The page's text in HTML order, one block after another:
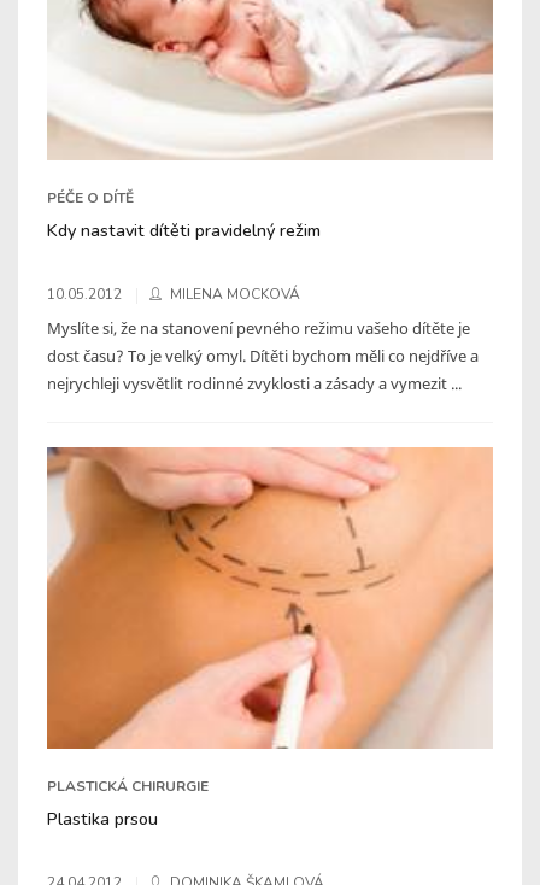
PÉČE O DÍTĚ
Kdy nastavit dítěti pravidelný režim
10.05.2012 MILENA MOCKOVÁ
Myslíte si, že na stanovení pevného režimu vašeho dítěte je
dost času? To je velký omyl. Dítěti bychom měli co nejdříve a
nejrychleji vysvětlit rodinné zvyklosti a zásady a vymezit ...
PLASTICKÁ CHIRURGIE
Plastika prsou